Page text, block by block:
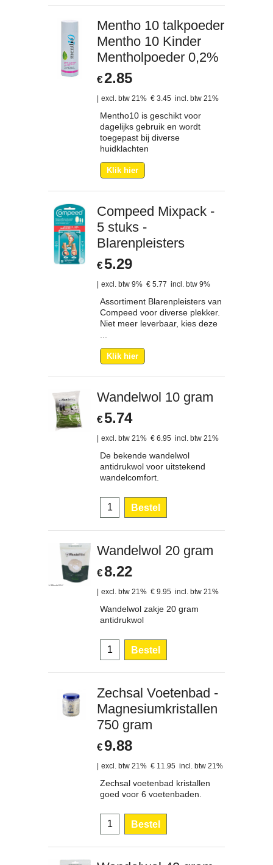
Mentho 10 talkpoeder
Mentho 10 Kinder
Mentholpoeder 0,2%
€2.85
excl. btw 21% € 3.45 incl. btw 21%
Mentho10 is geschikt voor
dagelijks gebruik en wordt
toegepast bij diverse
huidklachten
Klik hier
Compeed Mixpack -
5 stuks -
Blarenpleisters
€5.29
excl. btw 9% € 5.77 incl. btw 9%
Assortiment Blarenpleisters van
Compeed voor diverse plekker.
Niet meer leverbaar, kies deze
Klik hier
Wandelwol 10 gram
€5.74
excl. btw 21% € 6.95 incl. btw 21%
De bekende wandelwol
antidrukwol voor uitstekend
wandelcomfort.
Bestel
Wandelwol 20 gram
€8.22
excl. btw 21% € 9.95 incl. btw 21%
Wandelwol zakje 20 gram
antidrukwol
Bestel
Zechsal Voetenbad -
Magnesiumkristallen
750 gram
€9.88
excl. btw 21% € 11.95 incl. btw 21%
Zechsal voetenbad kristallen
goed voor 6 voetenbaden.
Bestel